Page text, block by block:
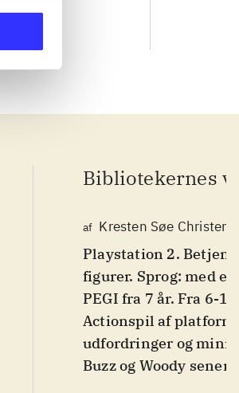
Bibliotekernes
af Kresten Søe
Playstation 2.
figurer. Sprog: med
PEGI fra 7 år. Fra 6-
Actionspil af
udfordringer og
Buzz og Woody